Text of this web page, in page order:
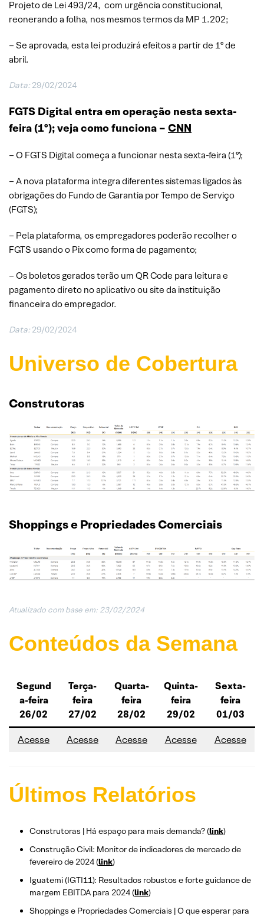
Projeto de Lei 493/24, com urgência constitucional,
reonerando a folha, nos mesmos termos da MP 1.202;
– Se aprovada, esta lei produzirá efeitos a partir de 1º de
abril.
Data: 29/02/2024
FGTS Digital entra em operação nesta sexta-
feira (1º); veja como funciona – CNN
– O FGTS Digital começa a funcionar nesta sexta-feira (1º);
– A nova plataforma integra diferentes sistemas ligados às
obrigações do Fundo de Garantia por Tempo de Serviço
(FGTS);
– Pela plataforma, os empregadores poderão recolher o
FGTS usando o Pix como forma de pagamento;
– Os boletos gerados terão um QR Code para leitura e
pagamento direto no aplicativo ou site da instituição
financeira do empregador.
Data: 29/02/2024
Universo de Cobertura
Construtoras
Shoppings e Propriedades Comerciais
Atualizado com base em: 23/02/2024
Conteúdos da Semana
Segund
a-feira
26/02
Terça-
feira
27/02
Quarta-
feira
28/02
Quinta-
feira
29/02
Sexta-
feira
01/03
Acesse Acesse Acesse Acesse Acesse
Últimos Relatórios
Construtoras | Há espaço para mais demanda? (link)
Construção Civil: Monitor de indicadores de mercado de
fevereiro de 2024 (link)
Iguatemi (IGTI11): Resultados robustos e forte guidance de
margem EBITDA para 2024 (link)
Shoppings e Propriedades Comerciais | O que esperar para